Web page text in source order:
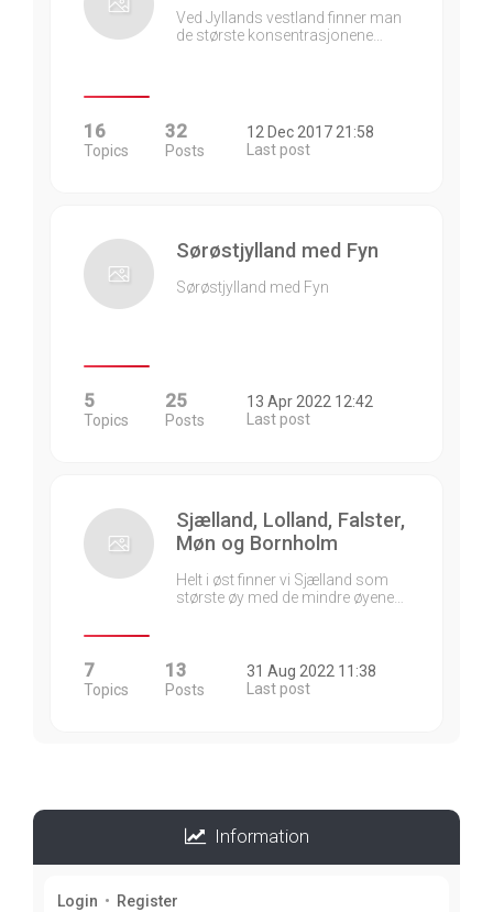
Ved Jyllands vestland finner man
de største konsentrasjonene…
16
Topics
32
Posts
12 Dec 2017 21:58
Last post
Sørøstjylland med Fyn
Sørøstjylland med Fyn
5
Topics
25
Posts
13 Apr 2022 12:42
Last post
Sjælland, Lolland, Falster,
Møn og Bornholm
Helt i øst finner vi Sjælland som
største øy med de mindre øyene…
7
Topics
13
Posts
31 Aug 2022 11:38
Last post
Information
Login • Register